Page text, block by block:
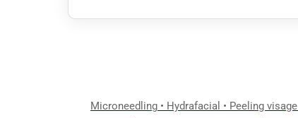
Microneedling • Hydrafacial • Peeling visage